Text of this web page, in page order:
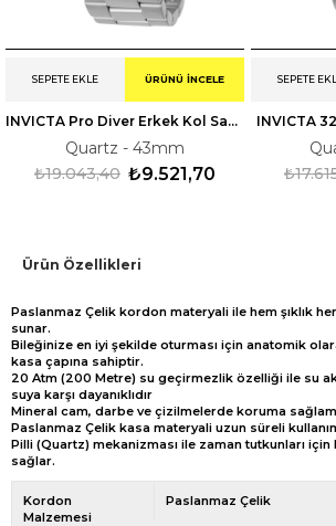
INVICTA Pro Diver Erkek Kol Saati 330018
Quartz - 43mm
₺9.521,70
₺19.043,40
SEPETE EKLE ÜRÜNÜ İNCELE
INVICTA
SEPETE
Ürün Özellikleri
Paslanmaz Çelik kordon materyali ile hem şıklık
sunar.
Bileğinize en iyi şekilde oturması için anatomik
kasa çapına sahiptir.
20 Atm (200 Metre) su geçirmezlik özelliği ile su
suya karşı dayanıklıdır
Mineral cam, darbe ve çizilmelerde koruma
Paslanmaz Çelik kasa materyali uzun süreli
Pilli (Quartz) mekanizması ile zaman tutkunları
sağlar.
Kordon
Malzemesi
Paslanmaz Çelik